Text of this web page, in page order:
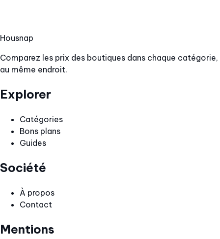
Housnap
Comparez les prix des boutiques dans chaque catégorie,
au même endroit.
Explorer
Catégories
Bons plans
Guides
Société
À propos
Contact
Mentions